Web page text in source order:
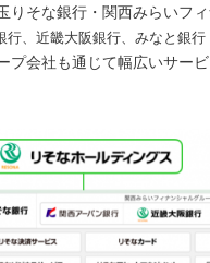
りそな銀行・関西みらいフ
行、近畿大阪銀行、みなと銀行
プ会社も通じて幅広いサー